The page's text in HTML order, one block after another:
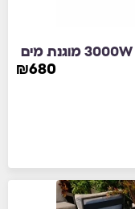
₪680